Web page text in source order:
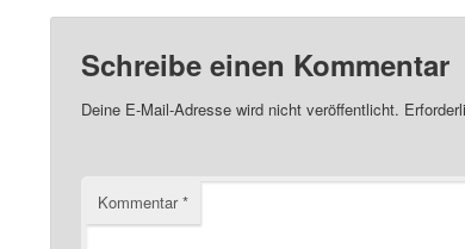
Schreibe einen Kommentar
Deine E-Mail-Adresse wird nicht veröffentlicht.
Kommentar*